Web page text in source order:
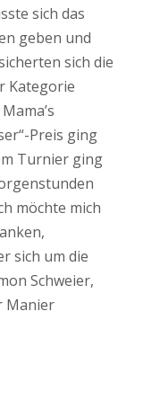
sich das
geben und
sich die
Kategorie
Preis ging
Turnier ging
möchte mich
sich um die
Schweier,
Manier